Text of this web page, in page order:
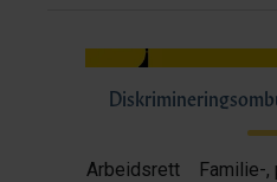
Arbeidsrett Familie-